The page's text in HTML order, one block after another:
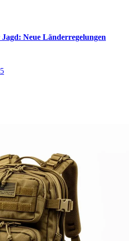
Neue Länderregelungen